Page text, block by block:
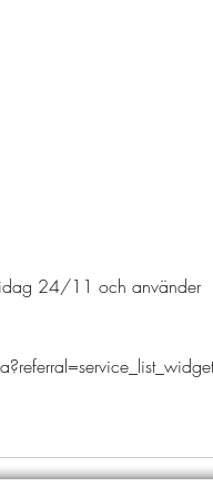
idag 24/11 och använder